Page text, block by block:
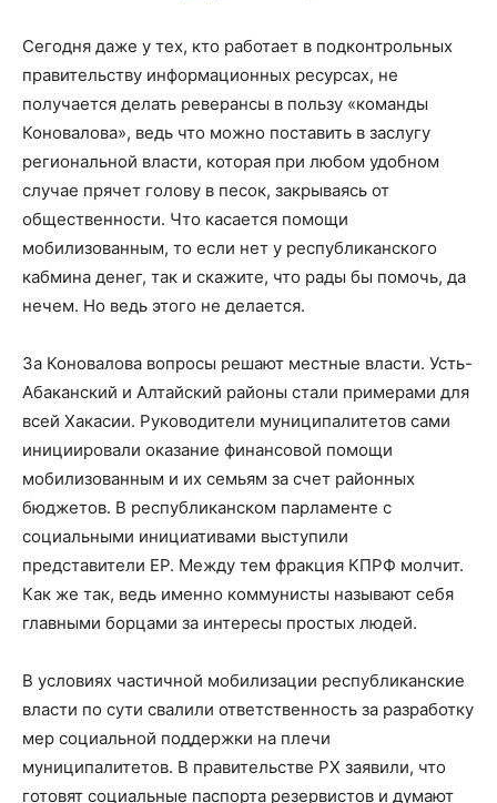
Сегодня даже у тех, кто работает в подконтрольных
правительству информационных ресурсах, не
получается делать реверансы в пользу «команды
Коновалова», ведь что можно поставить в заслугу
региональной власти, которая при любом удобном
случае прячет голову в песок, закрываясь от
общественности. Что касается помощи
мобилизованным, то если нет у республиканского
кабмина денег, так и скажите, что рады бы помочь, да
нечем. Но ведь этого не делается.
За Коновалова вопросы решают местные власти. Усть-
Абаканский и Алтайский районы стали примерами для
всей Хакасии. Руководители муниципалитетов сами
инициировали оказание финансовой помощи
мобилизованным и их семьям за счет районных
бюджетов. В республиканском парламенте с
социальными инициативами выступили
представители ЕР. Между тем фракция КПРФ молчит.
Как же так, ведь именно коммунисты называют себя
главными борцами за интересы простых людей.
В условиях частичной мобилизации республиканские
власти по сути свалили ответственность за разработку
мер социальной поддержки на плечи
муниципалитетов. В правительстве РХ заявили, что
готовят социальные паспорта резервистов и думают